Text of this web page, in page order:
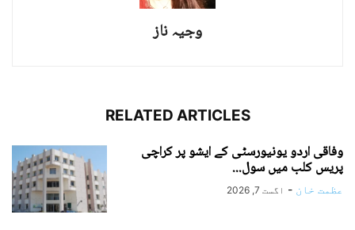
وجیہ ناز
RELATED ARTICLES
وفاقی اردو یونیورسٹی کے ایشو پر کراچی
پریس کلب میں سول...
عظمت خان - اگست 7, 2026